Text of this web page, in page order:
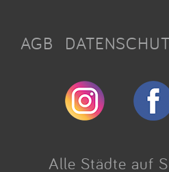
AGB
Alle Städte auf